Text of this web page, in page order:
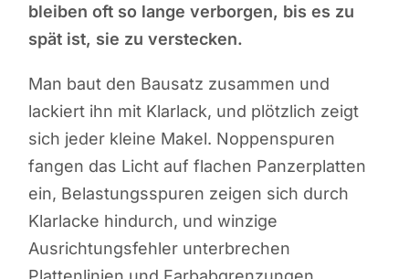
bleiben oft so lange verborgen, bis es zu
spät ist, sie zu verstecken.
Man baut den Bausatz zusammen und
lackiert ihn mit Klarlack, und plötzlich zeigt
sich jeder kleine Makel. Noppenspuren
fangen das Licht auf flachen Panzerplatten
ein, Belastungsspuren zeigen sich durch
Klarlacke hindurch, und winzige
Ausrichtungsfehler unterbrechen